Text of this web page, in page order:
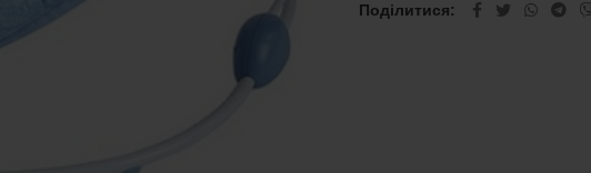
Поділитися